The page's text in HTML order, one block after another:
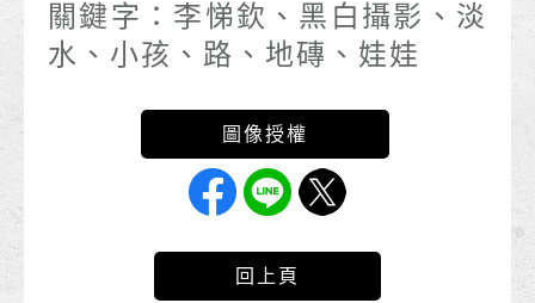
關鍵字： 李悌欽、黑白攝影、淡
水、小孩、路、地磚、娃娃
回上頁